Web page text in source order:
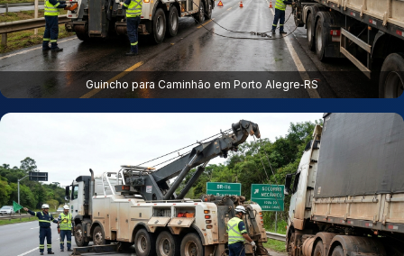
Guincho para Caminhão em Porto Alegre‑RS